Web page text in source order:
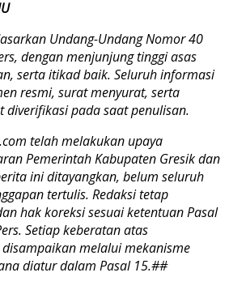
Undang-Undang Nomor 40
dengan menjunjung tinggi asas
serta itikad baik. Seluruh informasi
resmi, surat menyurat, serta
diverifikasi pada saat penulisan.
telah melakukan upaya
Pemerintah Kabupaten Gresik dan
ini ditayangkan, belum seluruh
tertulis. Redaksi tetap
hak koreksi sesuai ketentuan Pasal
Setiap keberatan atas
melalui mekanisme
diatur dalam Pasal 15.##